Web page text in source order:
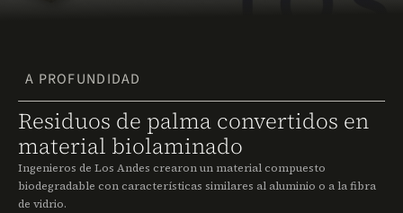
A PROFUNDIDAD
Residuos de palma convertidos en
material biolaminado
Ingenieros de Los Andes crearon un material compuesto
biodegradable con características similares al aluminio o a la fibra
de vidrio.